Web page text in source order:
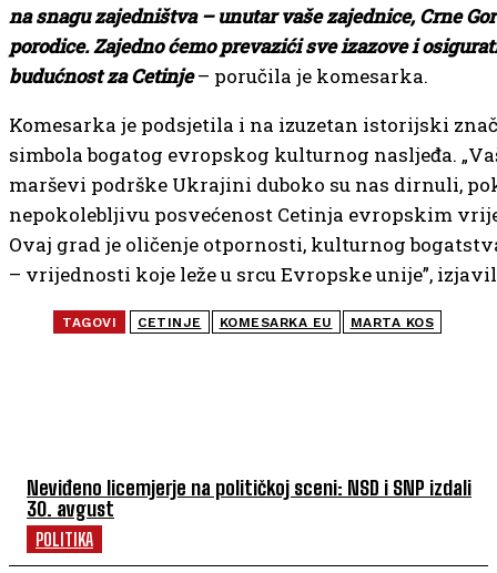
Neviđeno licemjerje na političkoj sceni: NSD i SNP izdali
30. avgust
POLITIKA
na snagu zajedništva – unutar vaše zajednice, Crne
porodice. Zajedno ćemo prevazići sve izazove i
budućnost za Cetinje– poručila je komesarka.
Komesarka je podsjetila i na izuzetan istorijski
simbola bogatog evropskog kulturnog nasljeđa.
marševi podrške Ukrajini duboko su nas dirnuli,
nepokolebljivu posvećenost Cetinja evropskim
Ovaj grad je oličenje otpornosti, kulturnog
– vrijednosti koje leže u srcu Evropske unije”,
TAGOVI CETINJE KOMESARKA EU MARTA KOS